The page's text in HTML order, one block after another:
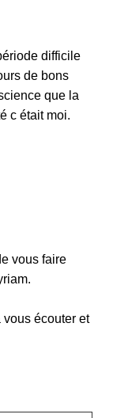
difficile
de bons
que la
c était moi.
vous faire
écouter et